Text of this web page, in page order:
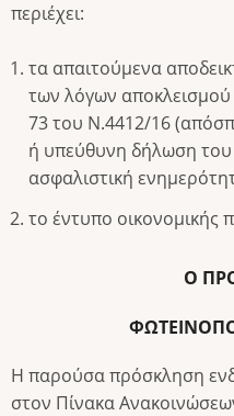
περιέχει:
τα απαιτούμενα
των λόγων
73 του Ν.4412/16
ή υπεύθυνη δήλωση
ασφαλιστική
το έντυπο οικονομικής
O
Η παρούσα πρόσκληση
στον Πίνακα